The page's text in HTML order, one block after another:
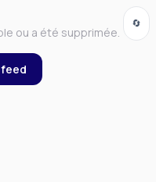
ou a été supprimée.
🔄